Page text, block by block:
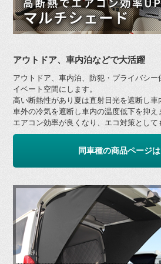
アウトドア、車内泊などで大活躍
アウトドア、車内泊、防犯・プライバシ
イベート空間にします。
高い断熱性があり夏は直射日光を遮断し
車外の冷気を遮断し車内の温度低下を抑え
エアコン効率が良くなり、エコ対策として
同車種の商品ページ